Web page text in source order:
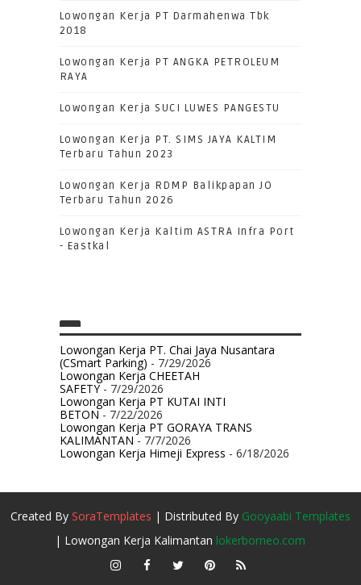
Lowongan Kerja PT Darmahenwa Tbk
2018
Lowongan Kerja PT ANGKA PETROLEUM
RAYA
Lowongan Kerja SUCI LUWES PANGESTU
Lowongan Kerja PT. SIMS JAYA KALTIM
Terbaru Tahun 2023
Lowongan Kerja RDMP Balikpapan JO
Terbaru Tahun 2026
Lowongan Kerja Kaltim ASTRA Infra Port
- Eastkal
Lowongan Kerja PT. Chai Jaya Nusantara
(CSmart Parking) - 7/29/2026
Lowongan Kerja CHEETAH
SAFETY- 7/29/2026
Lowongan Kerja PT KUTAI INTI
BETON- 7/22/2026
Lowongan Kerja PT GORAYA TRANS
KALIMANTAN- 7/7/2026
Lowongan Kerja Himeji Express - 6/18/2026
Created By SoraTemplates | Distributed By Gooyaabi Templates
| Lowongan Kerja Kalimantan lokerborneo.com